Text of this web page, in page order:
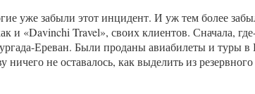
уже забыли этот инцидент. И уж тем более
«Davinchi Travel», своих клиентов. Сначала,
Ереван. Были проданы авиабилеты и туры
не оставалось, как выделить из